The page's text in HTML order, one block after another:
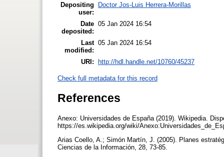
Depositing
user:
Doctor Jos-Luis Herrera-Morillas
Date
deposited:
05 Jan 2024 16:54
Last
modified:
05 Jan 2024 16:54
URI: http://hdl.handle.net/10760/45237
Check full metadata for this record
References
Anexo: Universidades de España (2019). Wikipedia.
https://es.wikipedia.org/wiki/
Arias Coello, A.; Simón Martín, J. (2005). Planes
Ciencias de la Información, 28, 73-85.